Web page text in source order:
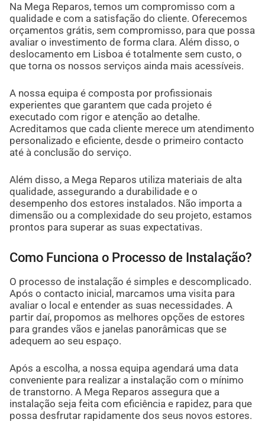
Na Mega Reparos, temos um compromisso com a
qualidade e com a satisfação do cliente. Oferecemos
orçamentos grátis, sem compromisso, para que possa
avaliar o investimento de forma clara. Além disso, o
deslocamento em Lisboa é totalmente sem custo, o
que torna os nossos serviços ainda mais acessíveis.
A nossa equipa é composta por profissionais
experientes que garantem que cada projeto é
executado com rigor e atenção ao detalhe.
Acreditamos que cada cliente merece um atendimento
personalizado e eficiente, desde o primeiro contacto
até à conclusão do serviço.
Além disso, a Mega Reparos utiliza materiais de alta
qualidade, assegurando a durabilidade e o
desempenho dos estores instalados. Não importa a
dimensão ou a complexidade do seu projeto, estamos
prontos para superar as suas expectativas.
Como Funciona o Processo de Instalação?
O processo de instalação é simples e descomplicado.
Após o contacto inicial, marcamos uma visita para
avaliar o local e entender as suas necessidades. A
partir daí, propomos as melhores opções de estores
para grandes vãos e janelas panorâmicas que se
adequem ao seu espaço.
Após a escolha, a nossa equipa agendará uma data
conveniente para realizar a instalação com o mínimo
de transtorno. A Mega Reparos assegura que a
instalação seja feita com eficiência e rapidez, para que
possa desfrutar rapidamente dos seus novos estores.